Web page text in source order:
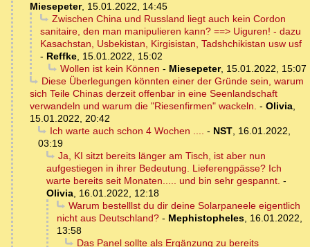
Miesepeter, 15.01.2022, 14:45
Zwischen China und Russland liegt auch kein Cordon
sanitaire, den man manipulieren kann? ==> Uiguren! - dazu
Kasachstan, Usbekistan, Kirgisistan, Tadshchikistan usw usf
- Reffke, 15.01.2022, 15:02
Wollen ist kein Können - Miesepeter, 15.01.2022, 15:07
Diese Überlegungen könnten einer der Gründe sein, warum
sich Teile Chinas derzeit offenbar in eine Seenlandschaft
verwandeln und warum die "Riesenfirmen" wackeln. - Olivia,
15.01.2022, 20:42
Ich warte auch schon 4 Wochen .... - NST, 16.01.2022,
03:19
Ja, KI sitzt bereits länger am Tisch, ist aber nun
aufgestiegen in ihrer Bedeutung. Lieferengpässe? Ich
warte bereits seit Monaten..... und bin sehr gespannt. -
Olivia, 16.01.2022, 12:18
Warum bestelllst du dir deine Solarpaneele eigentlich
nicht aus Deutschland? - Mephistopheles, 16.01.2022,
13:58
Das Panel sollte als Ergänzung zu bereits